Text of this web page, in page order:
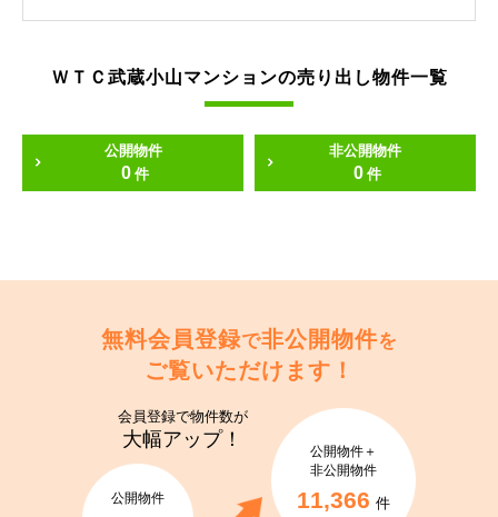
ＷＴＣ武蔵小山マンションの売り出し物件一覧
公開物件
0 件
非公開物件
0 件
無料会員登録で非公開物件を
ご覧いただけます！
会員登録で物件数が
大幅アップ！
公開物件
公開物件＋
非公開物件
11,366 件